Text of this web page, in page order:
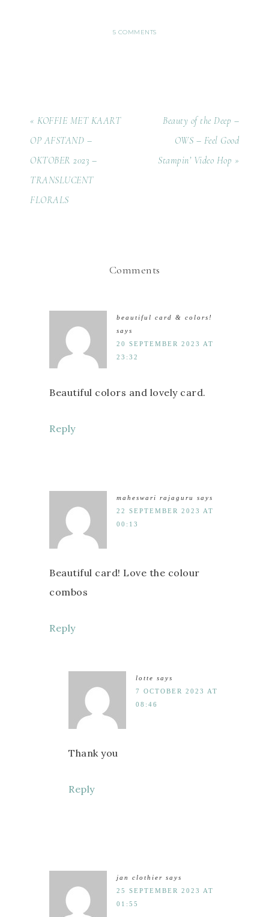
5 COMMENTS
« KOFFIE MET KAART
OP AFSTAND –
OKTOBER 2023 –
TRANSLUCENT
FLORALS
Beauty of the Deep –
OWS – Feel Good
Stampin’ Video Hop »
Comments
beautiful card & colors!
says
20 SEPTEMBER 2023 AT
23:32
Beautiful colors and lovely card.
Reply
maheswari rajaguru
says
22 SEPTEMBER 2023 AT
00:13
Beautiful card! Love the colour
combos
Reply
lotte says
7 OCTOBER 2023 AT
08:46
Thank you
Reply
jan clothier says
25 SEPTEMBER 2023 AT
01:55